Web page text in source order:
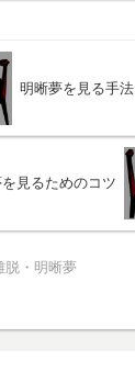
明晰夢を見る手法
見るためのコツ
脱・明晰夢